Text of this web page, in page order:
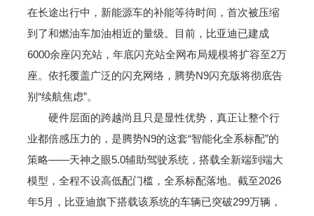
在长途出行中，新能源车的补能等待时间，首次被压缩
到了和燃油车加油相近的量级。目前，比亚迪已建成
6000余座闪充站，年底闪充站全网布局规模将扩容至2万
座。依托覆盖广泛的闪充网络，腾势N9闪充版将彻底告
别“续航焦虑”。
硬件层面的跨越尚且只是显性优势，真正让整个行
业都倍感压力的，是腾势N9的这套“智能化全系标配”的
策略——天神之眼5.0辅助驾驶系统，搭载全新端到端大
模型，全程不设高低配门槛，全系标配落地。截至2026
年5月，比亚迪旗下搭载该系统的车辆已突破299万辆，